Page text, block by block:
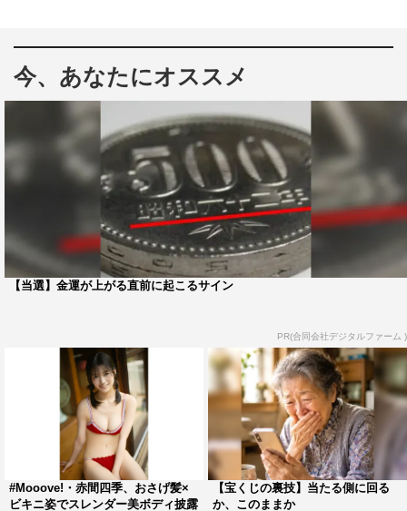
今、あなたにオススメ
【当選】金運が上がる直前に起こるサイン
PR(合同会社デジタルファーム )
#Mooove!・赤間四季、おさげ髪×
ビキニ姿でスレンダー美ボディ披露
【宝くじの裏技】当たる側に回る
か、このままか